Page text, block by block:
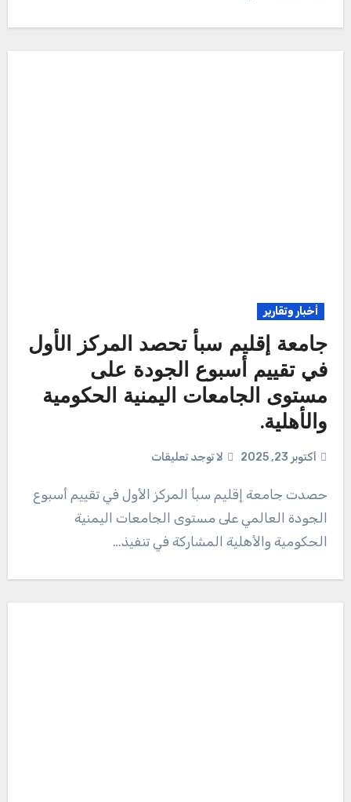
أخبار وتقارير
جامعة إقليم سبأ تحصد المركز الأول
في تقييم أسبوع الجودة على
مستوى الجامعات اليمنية الحكومية
والأهلية.
أكتوبر 23, 2025 لا توجد تعليقات
حصدت جامعة إقليم سبأ المركز الأول في تقييم أسبوع
الجودة العالمي على مستوى الجامعات اليمنية
الحكومية والأهلية المشاركة في تنفيذ…